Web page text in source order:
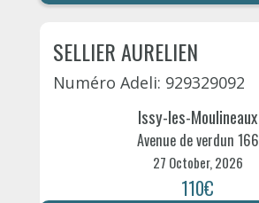
SELLIER AURELIEN
Numéro Adeli: 929329092
Issy-les-Moulineaux
Avenue de verdun 166
27 October, 2026
110€